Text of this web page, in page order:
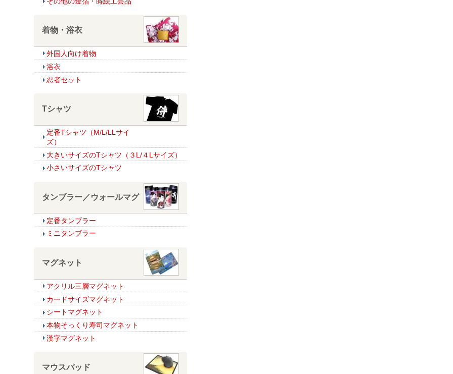
着物・浴衣
外国人向け着物
浴衣
忍者セット
Tシャツ
定番Tシャツ（M/L/LLサイ
ズ）
大きいサイズのTシャツ（３L/４Lサイズ）
小さいサイズのTシャツ
タンブラー／ウォールマグ
定番タンブラー
ミニタンブラー
マグネット
アクリル三層マグネット
カードサイズマグネット
シートマグネット
本物そっくり寿司マグネット
漢字マグネット
マウスパッド